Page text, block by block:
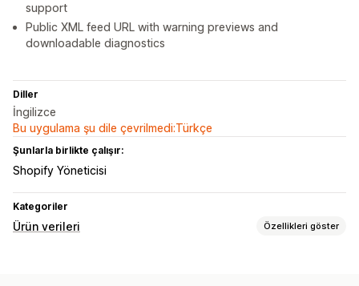
support
Public XML feed URL with warning previews and
downloadable diagnostics
Diller
İngilizce
Bu uygulama şu dile çevrilmedi:Türkçe
Şunlarla birlikte çalışır:
Shopify Yöneticisi
Kategoriler
Ürün verileri Özellikleri göster